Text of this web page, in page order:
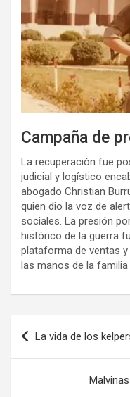
Campaña de
La recuperación fue
judicial y logístico
abogado Christian
quien dio la voz de
sociales. La presión
histórico de la guerra
plataforma de ventas
las manos de la familia
Navegación
de
La vida de los